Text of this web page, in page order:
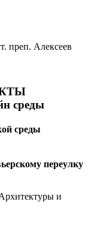
преп. Алексеев
среды
среды
переулку
и